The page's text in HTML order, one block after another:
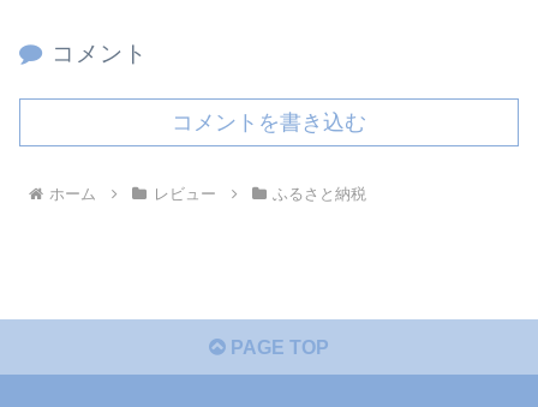
コメント
コメントを書き込む
ホーム レビュー ふるさと納税
PAGE TOP